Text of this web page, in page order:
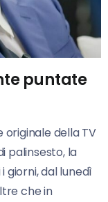
puntate
originale della TV
palinsesto, la
dal lunedì
che in